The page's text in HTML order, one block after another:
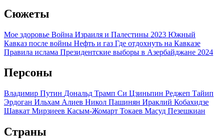
Сюжеты
Мое здоровье Война Израиля и Палестины 2023 Южный
Кавказ после войны Нефть и газ Где отдохнуть на Кавказе
Правила ислама Президентские выборы в Азербайджане 2024
Персоны
Владимир Путин Дональд Трамп Си Цзиньпин Реджеп Тайип
Эрдоган Ильхам Алиев Никол Пашинян Ираклий Кобахидзе
Шавкат Мирзиеев Касым-Жомарт Токаев Масуд Пезешкиан
Страны